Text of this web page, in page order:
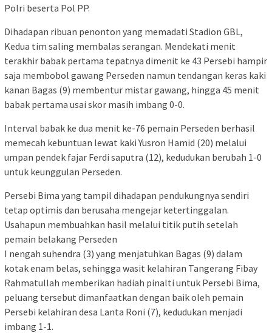
Polri beserta Pol PP.
Dihadapan ribuan penonton yang memadati Stadion GBL,
Kedua tim saling membalas serangan. Mendekati menit
terakhir babak pertama tepatnya dimenit ke 43 Persebi hampir
saja membobol gawang Perseden namun tendangan keras kaki
kanan Bagas (9) membentur mistar gawang, hingga 45 menit
babak pertama usai skor masih imbang 0-0.
Interval babak ke dua menit ke-76 pemain Perseden berhasil
memecah kebuntuan lewat kaki Yusron Hamid (20) melalui
umpan pendek fajar Ferdi saputra (12), kedudukan berubah 1-0
untuk keunggulan Perseden.
Persebi Bima yang tampil dihadapan pendukungnya sendiri
tetap optimis dan berusaha mengejar ketertinggalan.
Usahapun membuahkan hasil melalui titik putih setelah
pemain belakang Perseden
I nengah suhendra (3) yang menjatuhkan Bagas (9) dalam
kotak enam belas, sehingga wasit kelahiran Tangerang Fibay
Rahmatullah memberikan hadiah pinalti untuk Persebi Bima,
peluang tersebut dimanfaatkan dengan baik oleh pemain
Persebi kelahiran desa Lanta Roni (7), kedudukan menjadi
imbang 1-1.